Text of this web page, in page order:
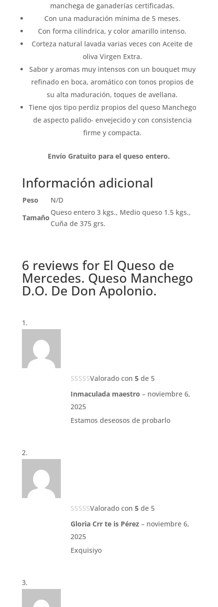
manchega de ganaderías certificadas.
Con una maduración mínima de 5 meses.
Con forma cilíndrica, y color amarillo intenso.
Corteza natural lavada varias veces con Aceite de
oliva Virgen Extra.
Sabor y aromas muy intensos con un bouquet muy
refinado en boca, aromático con tonos propios de
su alta maduración, toques de avellana.
Tiene ojos tipo perdiz propios del queso Manchego
de aspecto palido- envejecido y con consistencia
firme y compacta.
Envío Gratuito para el queso entero.
Información adicional
Peso
N/D
Tamaño
Queso entero 3 kgs., Medio queso 1.5 kgs.,
Cuña de 375 grs.
6 reviews for El Queso de
Mercedes. Queso Manchego
D.O. De Don Apolonio.
Valorado con 5de 5
Inmaculada maestro – noviembre 6,
2025
Estamos deseosos de probarlo
Valorado con 5de 5
Gloria Crr te is Pérez – noviembre 6,
2025
Exquisiyo